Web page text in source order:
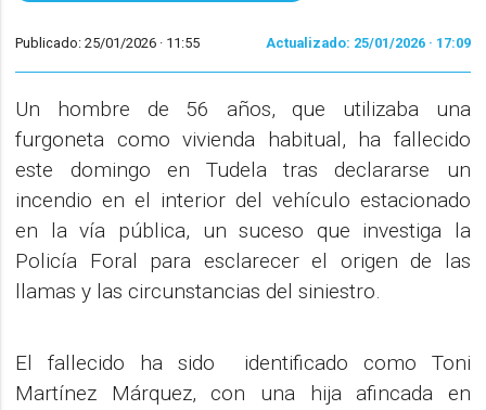
Publicado: 25/01/2026 · 11:55 Actualizado: 25/01/2026 · 17:09
Un hombre de 56 años, que utilizaba una
furgoneta como vivienda habitual, ha fallecido
este domingo en Tudela tras declararse un
incendio en el interior del vehículo estacionado
en la vía pública, un suceso que investiga la
Policía Foral para esclarecer el origen de las
llamas y las circunstancias del siniestro.
El fallecido ha sido identificado como Toni
Martínez Márquez, con una hija afincada en